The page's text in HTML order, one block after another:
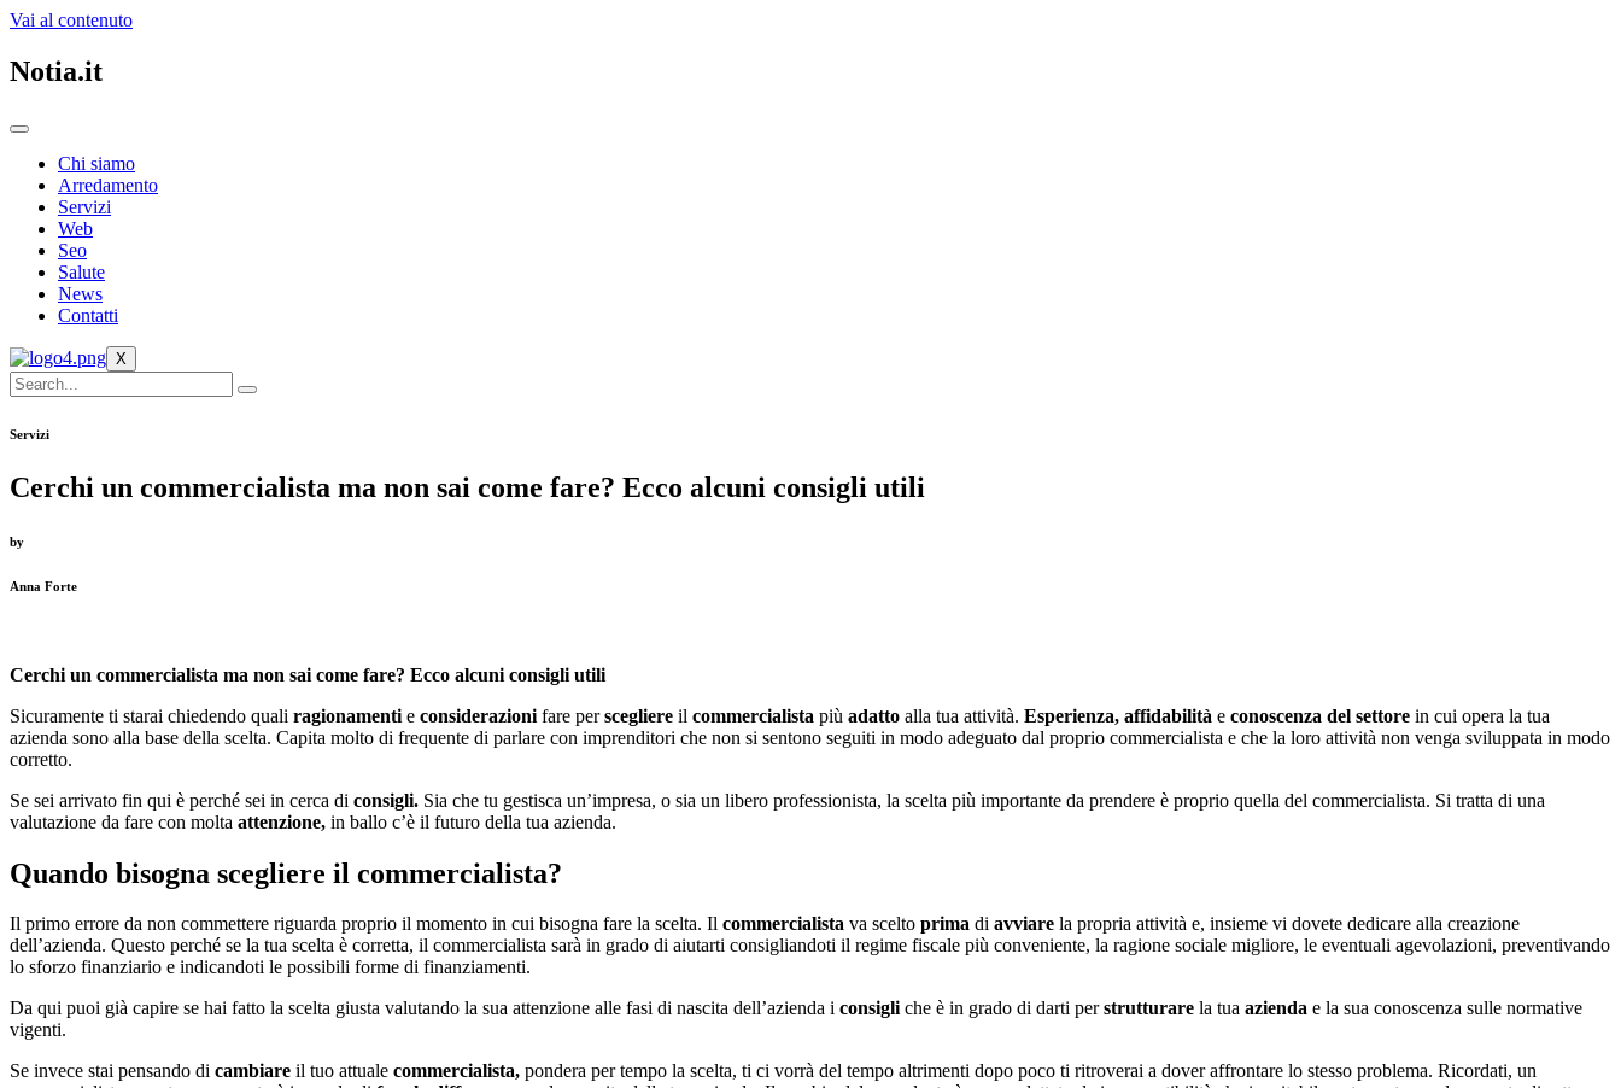
Vai al contenuto
Notia.it
Chi siamo
Arredamento
Servizi
Web
Seo
Salute
News
Contatti
X
Servizi
Cerchi un commercialista ma non sai come fare? Ecco alcuni consigli utili
by
Anna Forte
Cerchi un commercialista ma non sai come fare? Ecco alcuni consigli utili
Sicuramente ti starai chiedendo quali ragionamenti e considerazioni fare perscegliere il commercialista più adatto alla tua attività. Esperienza, affidabilità e conoscenza del settore in cui opera la tua
azienda sono alla base della scelta. Capita molto di frequente di parlare con imprenditori che non si sentono seguiti in modo adeguato dal proprio commercialista e che la loro attività non venga sviluppata in modo
corretto.
Se sei arrivato fin qui è perché sei in cerca di consigli. Sia che tu gestisca un’impresa, o sia un libero professionista, la scelta più importante da prendere è proprio quella del commercialista. Si tratta di una
valutazione da fare con molta attenzione, in ballo c’è il futuro della tua azienda.
Quando bisogna scegliere il commercialista?
Il primo errore da non commettere riguarda proprio il momento in cui bisogna fare la scelta. Il commercialista va scelto prima di avviare la propria attività e, insieme vi dovete dedicare alla creazione
dell’azienda. Questo perché se la tua scelta è corretta, il commercialista sarà in grado di aiutarti consigliandoti il regime fiscale più conveniente, la ragione sociale migliore, le eventuali agevolazioni, preventivando
lo sforzo finanziario e indicandoti le possibili forme di finanziamenti.
Da qui puoi già capire se hai fatto la scelta giusta valutando la sua attenzione alle fasi di nascita dell’azienda i consigliche è in grado di darti perstrutturare la tua azienda e la sua conoscenza sulle normative
vigenti.
Se invece stai pensando di cambiare il tuo attuale commercialista, pondera per tempo la scelta, ti ci vorrà del tempo altrimenti dopo poco ti ritroverai a dover affrontare lo stesso problema. Ricordati, un